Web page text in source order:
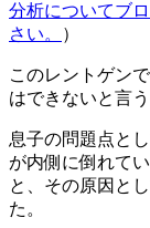
分析についてブ
さい。
）
このレントゲン
はできないと言
息子の問題点と
が内側に倒れて
と、その原因と
た。